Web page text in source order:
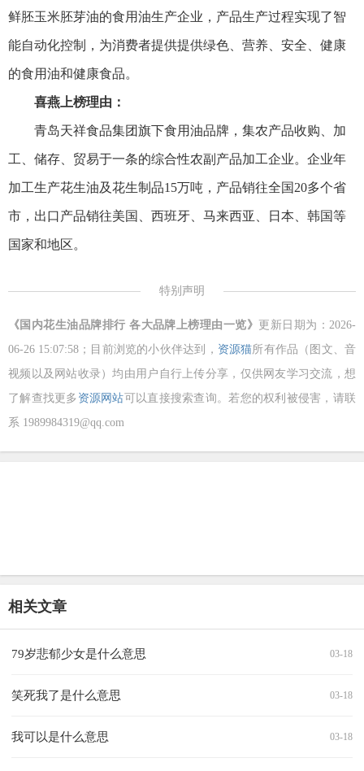
鲜胚玉米胚芽油的食用油生产企业，产品生产过程实现了智
能自动化控制，为消费者提供提供绿色、营养、安全、健康
的食用油和健康食品。
喜燕 上榜理由：
青岛天祥食品集团旗下食用油品牌，集农产品收购、加
工、储存、贸易于一条的综合性农副产品加工企业。企业年
加工生产花生油及花生制品15万吨，产品销往全国20多个省
市，出口产品销往美国、西班牙、马来西亚、日本、韩国等
国家和地区。
特别声明
《国内花生油品牌排行 各大品牌上榜理由一览》 更新日期为：2026-
06-26 15:07:58；目前浏览的小伙伴达到
， 资源猫 所有作品（图文、音
视频以及网站收录）均由用户自行上传分享，仅供网友学习交流，想
了解查找更多 资源网站可以直接搜索查询。若您的权利被侵害，请联
系 1989984319@qq.com
相关文章
03-18
79岁悲郁少女是什么意思
03-18
笑死我了是什么意思
03-18
我可以是什么意思